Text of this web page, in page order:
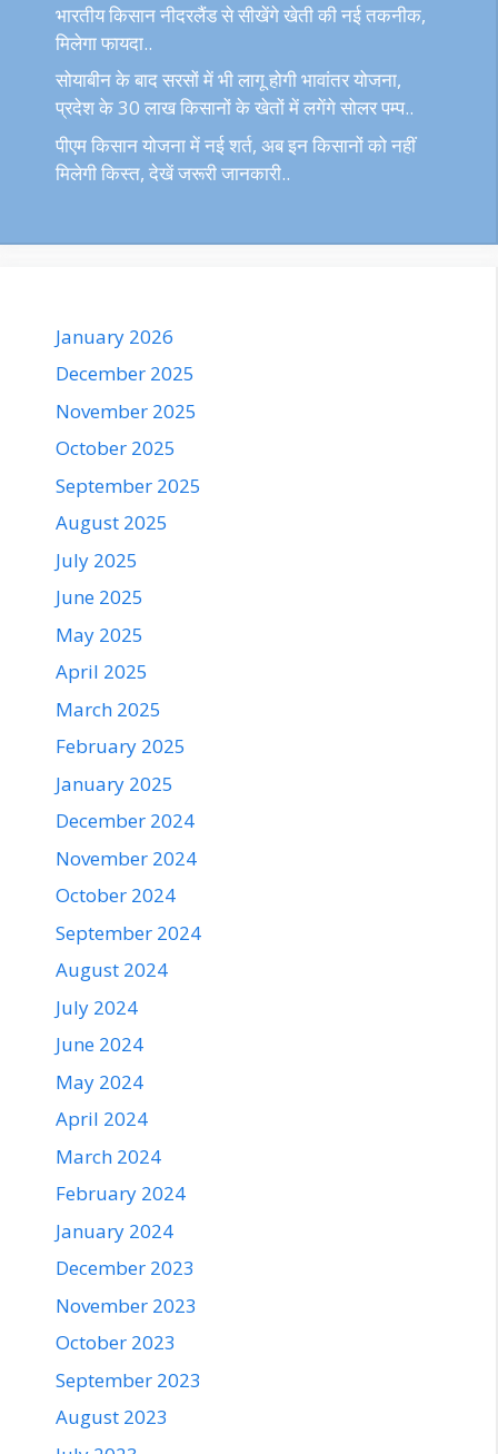
भारतीय किसान नीदरलैंड से सीखेंगे खेती की नई तकनीक,
मिलेगा फायदा..
सोयाबीन के बाद सरसों में भी लागू होगी भावांतर योजना,
प्रदेश के 30 लाख किसानों के खेतों में लगेंगे सोलर पम्प..
पीएम किसान योजना में नई शर्त, अब इन किसानों को नहीं
मिलेगी किस्त, देखें जरूरी जानकारी..
January 2026
December 2025
November 2025
October 2025
September 2025
August 2025
July 2025
June 2025
May 2025
April 2025
March 2025
February 2025
January 2025
December 2024
November 2024
October 2024
September 2024
August 2024
July 2024
June 2024
May 2024
April 2024
March 2024
February 2024
January 2024
December 2023
November 2023
October 2023
September 2023
August 2023